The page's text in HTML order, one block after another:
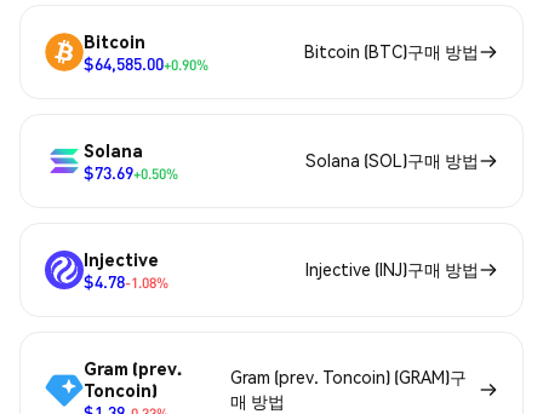
Bitcoin
$64,585.00+0.90%
Bitcoin (BTC)구매 방법
Solana
$73.69+0.50%
Solana (SOL)구매 방법
Injective
$4.78-1.08%
Injective (INJ)구매 방법
Gram (prev.
Toncoin)
Gram (prev. Toncoin) (GRAM)구
매 방법